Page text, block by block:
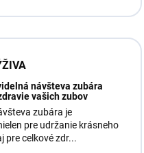
návšteva zubára
vašich zubov
zubára je
pre udržanie krásneho
pre celkové zdr...